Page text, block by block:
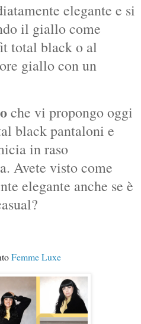
elegante e si
il giallo come
total black o al
giallo con un
che vi propongo oggi
black pantaloni e
in raso
Avete visto come
elegante anche se è
Femme Luxe